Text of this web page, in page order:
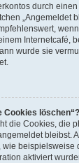
durch
„Angemeldet
Internetcafé,
wurde sie
Cookies löschen“?
die Cookies, die
bleibst.
beispielsweise
aktiviert